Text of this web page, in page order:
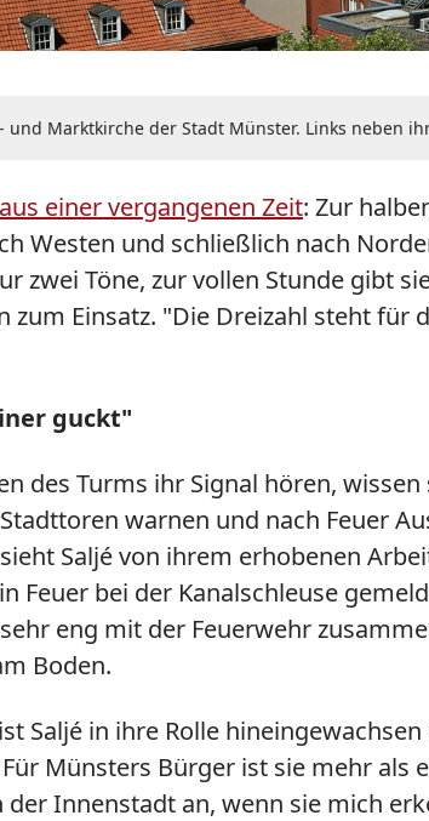
und Marktkirche der Stadt Münster. Links neben
einer vergangenen Zeit: Zur
Westen und schließlich nach
zwei Töne, zur vollen Stunde gibt
zum Einsatz. "Die Dreizahl steht
guckt"
des Turms ihr Signal hören,
warnen und nach Feuer
Saljé von ihrem erhobenen
Feuer bei der Kanalschleuse
eng mit der Feuerwehr
Boden.
Saljé in ihre Rolle
Münsters Bürger ist sie mehr
Innenstadt an, wenn sie mich